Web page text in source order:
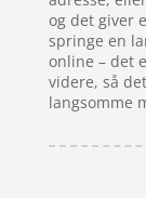
og det giver
springe en
online – det
videre, så
langsomme